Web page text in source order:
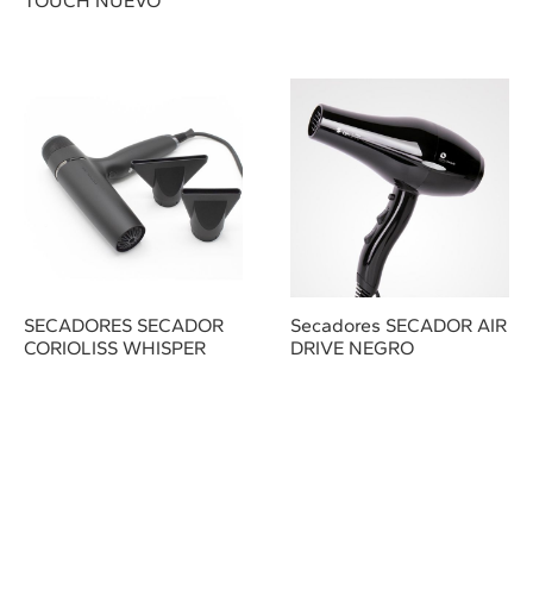
SECADORES SECADOR
CORIOLISS WHISPER
Secadores SECADOR AIR
DRIVE NEGRO